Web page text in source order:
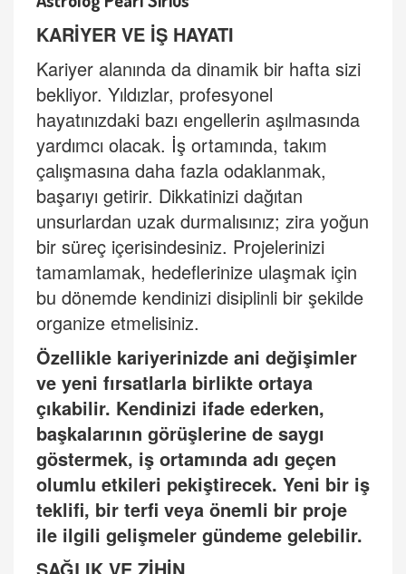
KARİYER VE İŞ HAYATI
Kariyer alanında da dinamik bir hafta sizi
bekliyor. Yıldızlar, profesyonel
hayatınızdaki bazı engellerin aşılmasında
yardımcı olacak. İş ortamında, takım
çalışmasına daha fazla odaklanmak,
başarıyı getirir. Dikkatinizi dağıtan
unsurlardan uzak durmalısınız; zira yoğun
bir süreç içerisindesiniz. Projelerinizi
tamamlamak, hedeflerinize ulaşmak için
bu dönemde kendinizi disiplinli bir şekilde
organize etmelisiniz.
Özellikle kariyerinizde ani değişimler
ve yeni fırsatlarla birlikte ortaya
çıkabilir. Kendinizi ifade ederken,
başkalarının görüşlerine de saygı
göstermek, iş ortamında adı geçen
olumlu etkileri pekiştirecek. Yeni bir iş
teklifi, bir terfi veya önemli bir proje
ile ilgili gelişmeler gündeme gelebilir.